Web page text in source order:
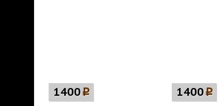
1400p 1400p